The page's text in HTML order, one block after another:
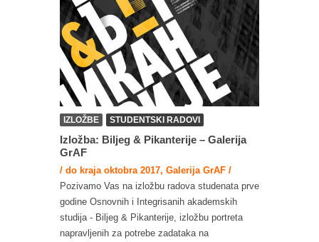
IZLOŽBE STUDENTSKI RADOVI
Izložba: Biljeg & Pikanterije – Galerija
GrAF
/ do kraja oktobra 2017, Galerija GrAF /
Pozivamo Vas na izložbu radova studenata prve
godine Osnovnih i Integrisanih akademskih
studija - Biljeg & Pikanterije, izložbu portreta
napravljenih za potrebe zadataka na